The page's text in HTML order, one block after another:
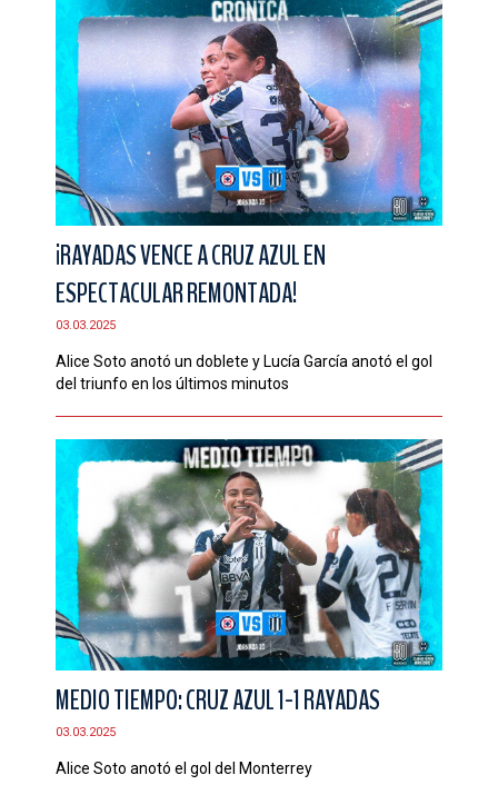
¡RAYADAS VENCE A CRUZ AZUL EN
ESPECTACULAR REMONTADA!
03.03.2025
Alice Soto anotó un doblete y Lucía García anotó el gol
del triunfo en los últimos minutos
MEDIO TIEMPO: CRUZ AZUL 1-1 RAYADAS
03.03.2025
Alice Soto anotó el gol del Monterrey